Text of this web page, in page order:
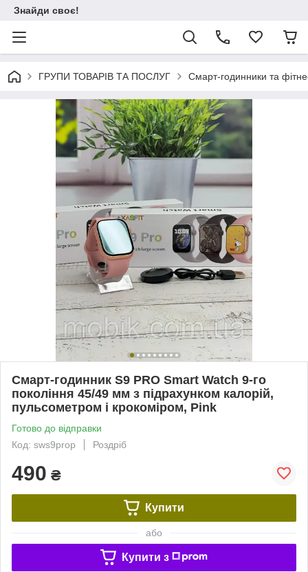
Знайди своє!
ГРУПИ ТОВАРІВ ТА ПОСЛУГ Смарт-годинники та
Смарт-годинник S9 PRO Smart Watch 9-го
покоління 45/49 мм з підрахунком калорій,
пульсометром і крокоміром, Pink
Готово до відправки
Код: sws9prop
Роздріб
490 ₴
Купити
або
Купити з